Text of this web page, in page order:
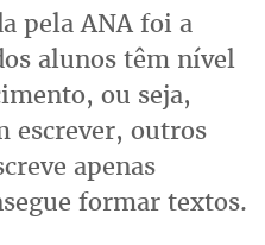
pela ANA foi a
alunos têm nível
ou seja,
escrever, outros
apenas
formar textos.